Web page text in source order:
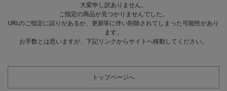
大変申し訳ありません。
ご指定の商品が見つかりませんでした。
URLのご指定に誤りがあるか、更新等に伴い削除されてしまった可能性があり
ます。
お手数とは思いますが、下記リンクからサイトへ移動してください。
トップページへ